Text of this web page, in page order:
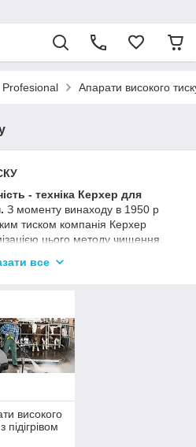
Profesional Апарати високого
- техніка Керхер для
З моменту винаходу в 1950 р
тиском компанія Керхер
цього методу чищення,
очищення і продовження
або двигуном
все
високого
підігрівом